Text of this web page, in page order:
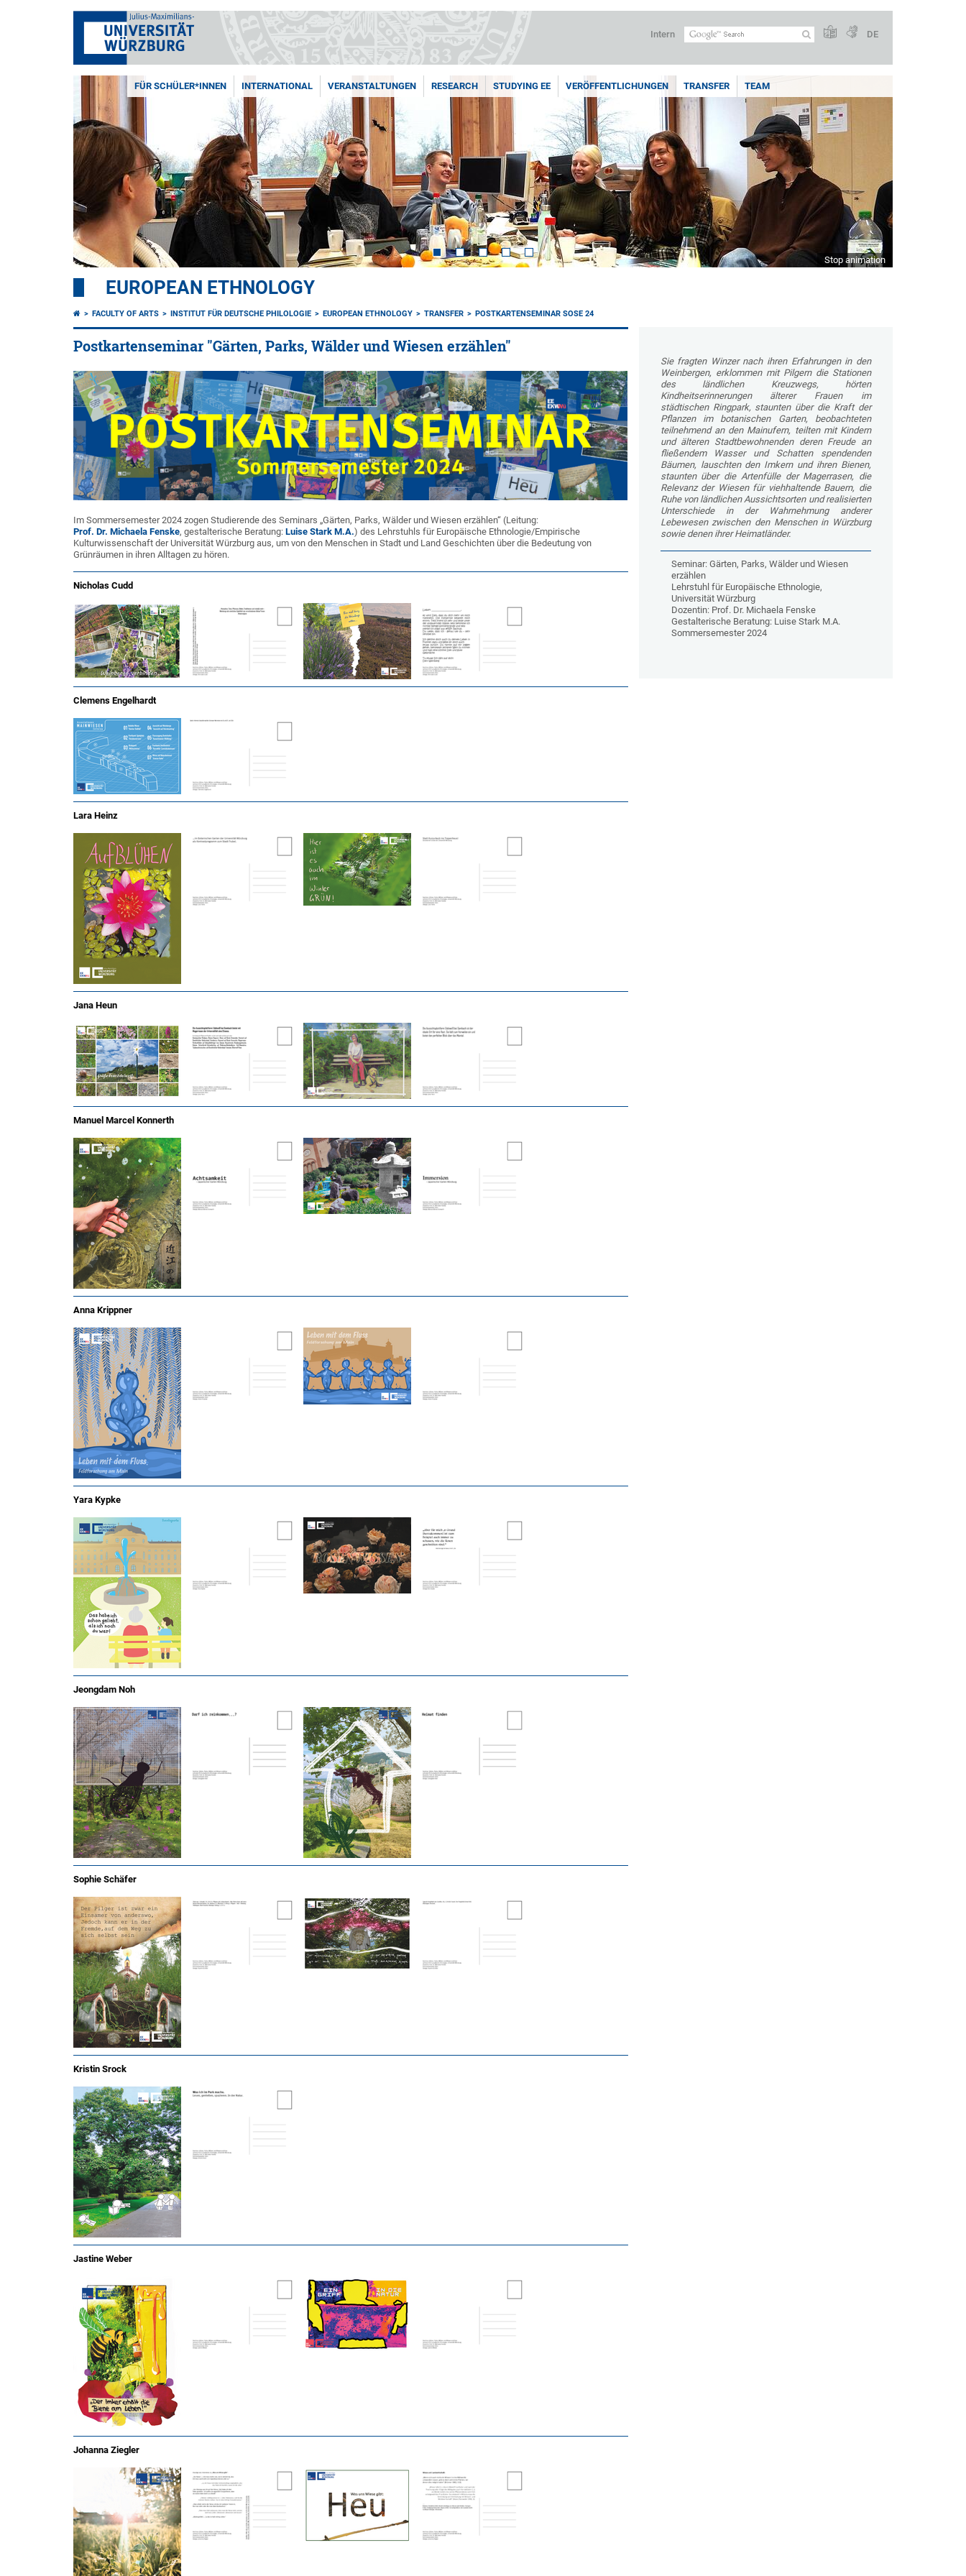
Intern DE
FÜR SCHÜLER*INNEN INTERNATIONAL VERANSTALTUNGEN RESEARCH STUDYING EE VERÖFFENTLICHUNGEN TRANSFER TEAM
Stop animation
EUROPEAN ETHNOLOGY
FACULTY OF ARTS INSTITUT FÜR DEUTSCHE PHILOLOGIE EUROPEAN ETHNOLOGY TRANSFER POSTKARTENSEMINAR SOSE 24
Postkartenseminar "Gärten, Parks, Wälder und Wiesen erzählen"
Im Sommersemester 2024 zogen Studierende des Seminars „Gärten, Parks, Wälder und Wiesen erzählen“ (Leitung:
Prof. Dr. Michaela Fenske, gestalterische Beratung: Luise Stark M.A.) des Lehrstuhls für Europäische Ethnologie/Empirische
Kulturwissenschaft der Universität Würzburg aus, um von den Menschen in Stadt und Land Geschichten über die Bedeutung von
Grünräumen in ihren Alltagen zu hören.
Nicholas Cudd
Clemens Engelhardt
Lara Heinz
Jana Heun
Manuel Marcel Konnerth
Anna Krippner
Yara Kypke
Jeongdam Noh
Sophie Schäfer
Kristin Srock
Jastine Weber
Johanna Ziegler
Sie fragten Winzer nach ihren Erfahrungen in den
Weinbergen, erklommen mit Pilgern die Stationen
des ländlichen Kreuzwegs, hörten
Kindheitserinnerungen älterer Frauen im
städtischen Ringpark, staunten über die Kraft der
Pflanzen im botanischen Garten, beobachteten
teilnehmend an den Mainufern, teilten mit Kindern
und älteren Stadtbewohnenden deren Freude an
fließendem Wasser und Schatten spendenden
Bäumen, lauschten den Imkern und ihren Bienen,
staunten über die Artenfülle der Magerrasen, die
Relevanz der Wiesen für viehhaltende Bauern, die
Ruhe von ländlichen Aussichtsorten und realisierten
Unterschiede in der Wahrnehmung anderer
Lebewesen zwischen den Menschen in Würzburg
sowie denen ihrer Heimatländer.
Seminar: Gärten, Parks, Wälder und Wiesen
erzählen
Lehrstuhl für Europäische Ethnologie,
Universität Würzburg
Dozentin: Prof. Dr. Michaela Fenske
Gestalterische Beratung: Luise Stark M.A.
Sommersemester 2024